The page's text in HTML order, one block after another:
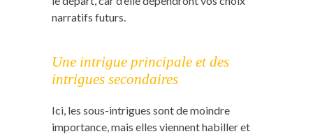
narratifs futurs.
Une intrigue principale et des
intrigues secondaires
Ici, les sous-intrigues sont de moindre
importance, mais elles viennent habiller et